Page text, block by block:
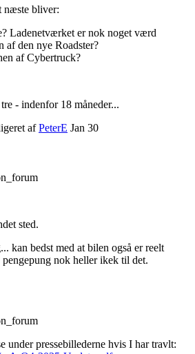
næste bliver:
Ladenetværket er nok noget værd
af den nye Roadster?
af Cybertruck?
- indenfor 18 måneder...
afPeterE Jan 30
sted.
kan bedst med at bilen også er reelt
nok heller ikek til det.
under pressebillederne hvis I har travlt: